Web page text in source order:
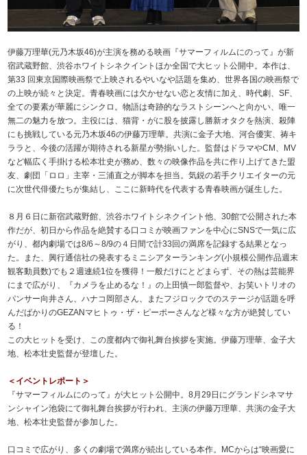
伊藤万理華(元乃木坂46)が主演を務める映画『サマーフィルムにのって』が新
宿武蔵野館、渋谷ホワイトシネクイントほか全国で大ヒット公開中。本作は、
第33 回東京国際映画祭で上映されるやいなや話題を集め、世界各国の映画祭で
の上映が続々と決定。青春映画には欠かせない恋と友情に加え、時代劇、SF、
全ての要素が華麗にシンクロ。物語は奇跡的なラストシーンへと向かい、唯一
無二の魅力を放つ。主役には、猫背・がに股を披露し勝新オタクを熱演、殺陣
にも挑戦している元乃木坂46の伊藤万理華。共演に金子大地、河合優実、祷キ
ララと、今後の活躍が期待される新星が勢揃いした。監督はドラマやCM、MV
など幅広く手掛ける松本壮史が務め、数々の映像作品を共に作り上げてきた盟
友、劇団「ロロ」主宰・三浦直之が脚本を担当。気鋭の若手クリエイターの元
に次世代俳優たちが集結し、ここに新時代を代表する青春映画が誕生した。
８月６日に新宿武蔵野館、渋谷ホワイトシネクイント他、30館で公開された本
作だが、初日から作品を絶賛する口コミが映画ファンを中心にSNSで一気に広
がり、都内劇場では8/6～8/9の４日間で計33回の満席を記録する結果となっ
た。また、興行通信社の発表するミニシアターランキング(小規模公開作品週末
観客動員数)でも２週連続1位を獲得！一般だけにとどまらず、その熱は芸能界
にまで広がり、『カメラを止めるな！』の上田慎一郎監督や、お笑いトリオの
パンサー向井さん、ハナコ岡部さん、またフジロックでのステージが話題を呼
んだばかりのGEZANマヒトゥ・ザ・ピーポーさんなど様々な方が絶賛してい
る！
この大ヒットを受け、この度都内で御礼舞台挨拶を実施。伊藤万理華、金子大
地、松本壮史監督が登壇した。
＜イベントレポート＞
『サマーフィルムにのって』が大ヒット公開中。8月29日にグランドシネマサ
ンシャイン池袋にて御礼舞台挨拶が行われ、主演の伊藤万理華、共演の金子大
地、松本壮史監督が参加した。
口コミで広がり、多くの劇場で満席が続出している本作。MCからは“映画愛に